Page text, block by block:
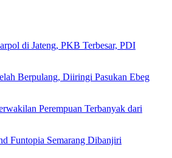
di Jateng, PKB Terbesar, PDI
Berpulang, Diiringi Pasukan Ebeg
Perempuan Terbanyak dari
Funtopia Semarang Dibanjiri